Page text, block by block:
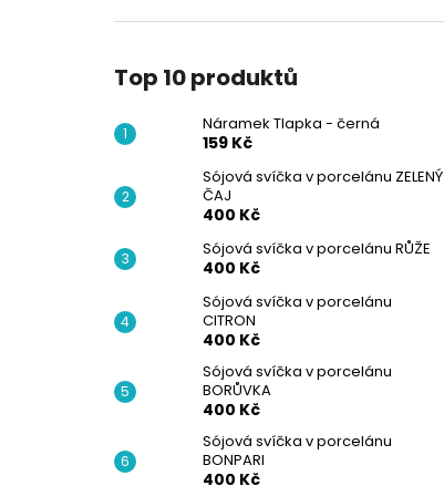
Top 10 produktů
Náramek Tlapka - černá
159 Kč
Sójová svíčka v porcelánu ZELENÝ
ČAJ
400 Kč
Sójová svíčka v porcelánu RŮŽE
400 Kč
Sójová svíčka v porcelánu
CITRON
400 Kč
Sójová svíčka v porcelánu
BORŮVKA
400 Kč
Sójová svíčka v porcelánu
BONPARI
400 Kč